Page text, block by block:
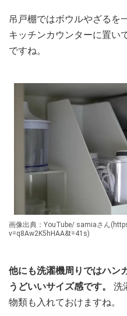
吊戸棚ではボウルやざるを
キッチンカウンターに置い
ですね。
画像出典：YouTube/ samiaさん
v=q8Aw2K5hHAA&t=41s)
他にも洗濯機周りではハン
うどいいサイズ感です。 洗
物類も入れておけますね。